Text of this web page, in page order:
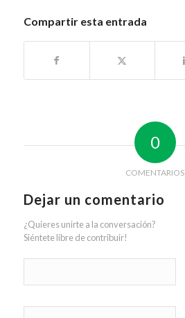
Compartir esta entrada
0
COMENTARIOS
Dejar un comentario
¿Quieres unirte a la conversación?
Siéntete libre de contribuir!